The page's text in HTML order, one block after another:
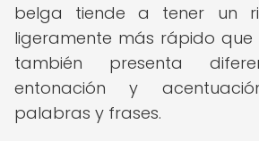
belga tiende a tener un
ligeramente más rápido que
también presenta
entonación y
palabras y frases.